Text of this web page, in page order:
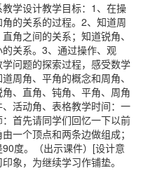
学设计教学目标：1、在操
的关系的过程。2、知道周
角之间的关系；知道锐角、
关系。3、通过操作、观
问题的探索过程，感受数学
周角、平角的概念和周角、
、直角、钝角、平角、周角
活动角、表格教学时间：一
首先请同学们回忆一下以前
一个顶点和两条边做组成；
度。（出示课件）[设计意
象，为继续学习作铺垫。